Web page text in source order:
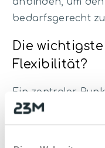
bedarfsgerecht
Die
Flexibilität?
Ein zentraler
Abrechnung.
starre Pakete